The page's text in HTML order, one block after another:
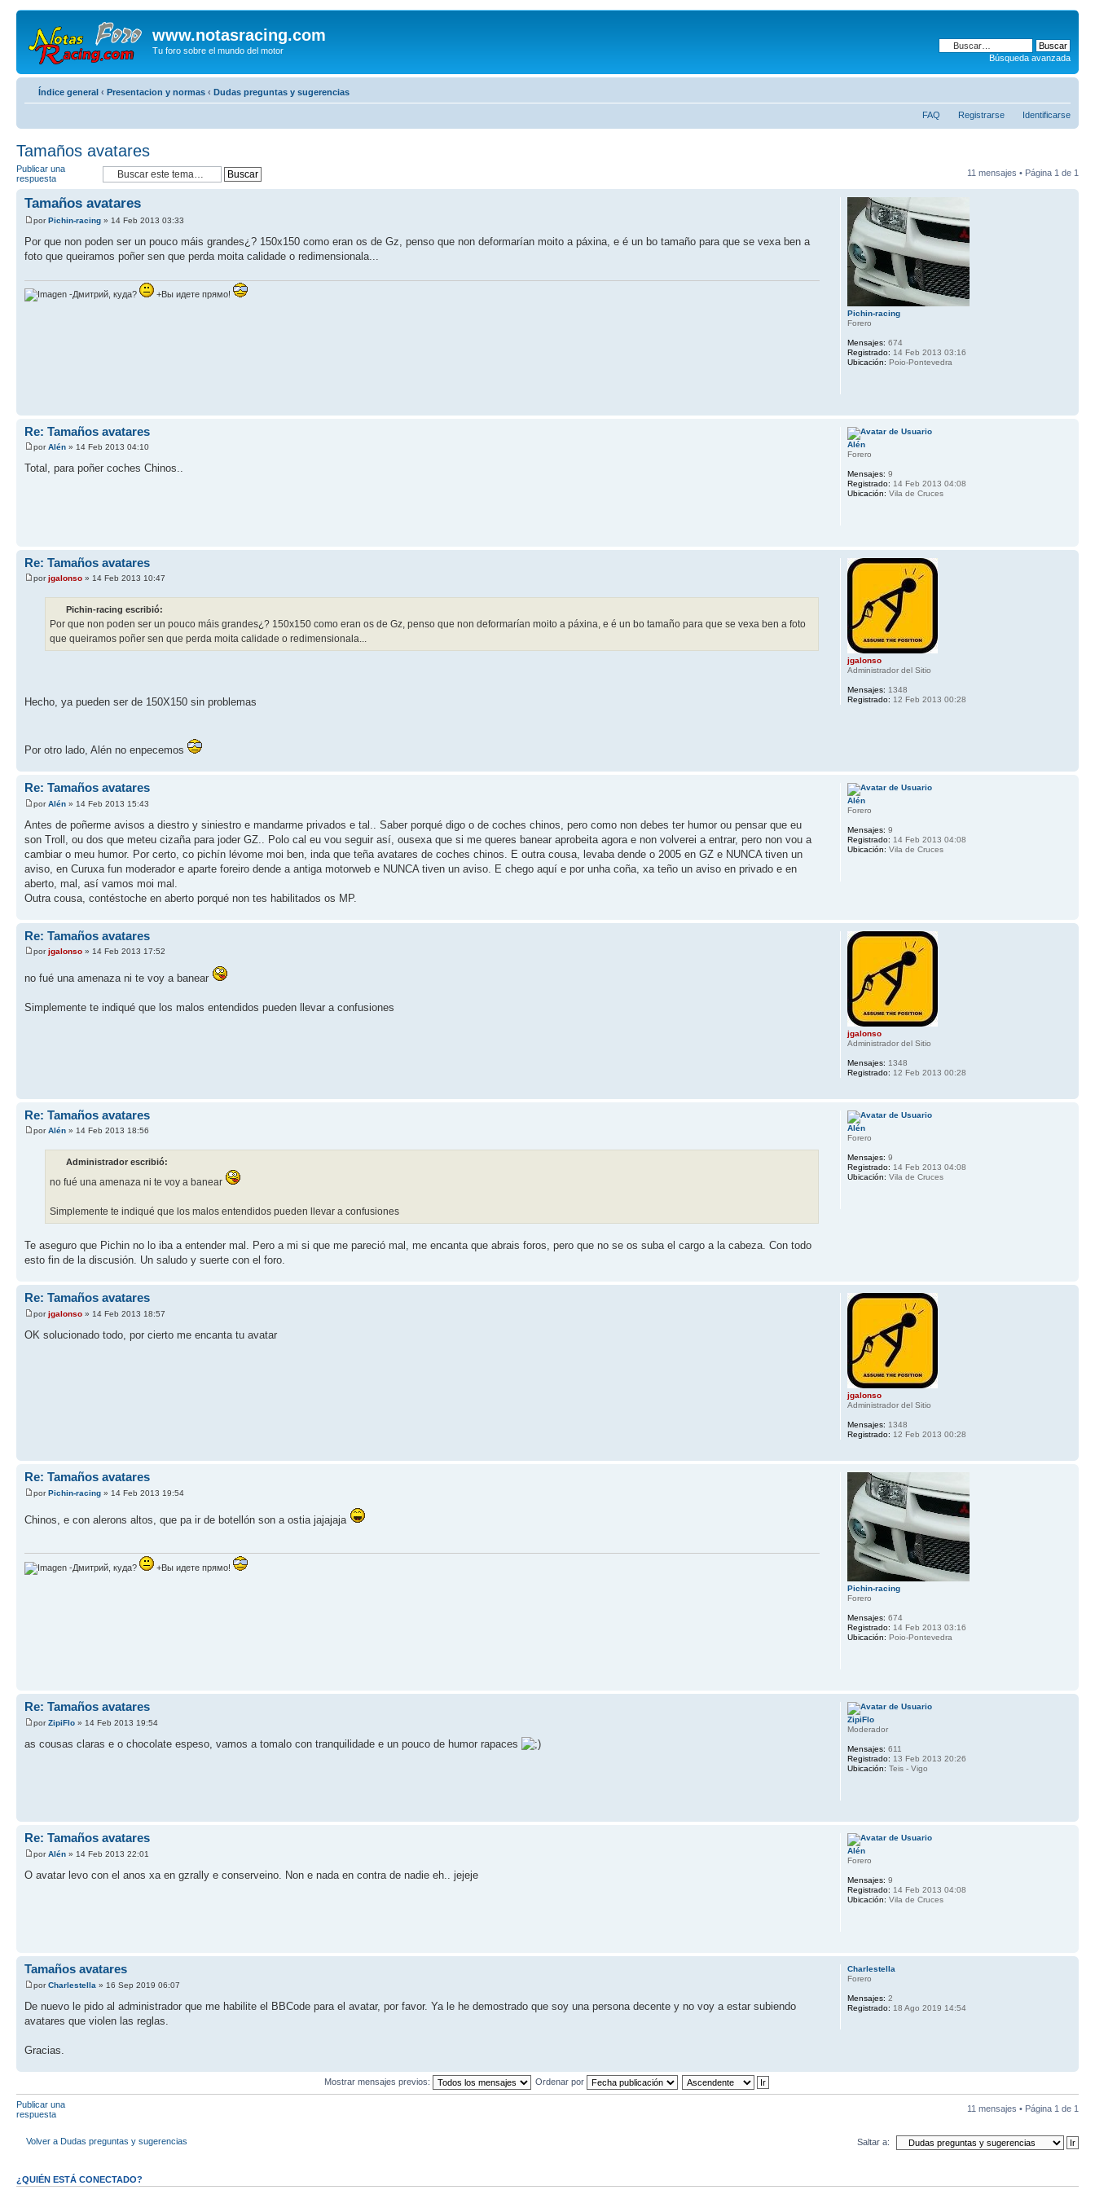
www.notasracing.com
Tu foro sobre el mundo del motor
Búsqueda avanzada
Índice general ‹ Presentacion y normas ‹ Dudas preguntas y sugerencias
FAQ Registrarse Identificarse
Tamaños avatares
Publicar una
respuesta
11 mensajes • Página 1 de 1
Tamaños avatares
porPichin-racing » 14 Feb 2013 03:33
Por que non poden ser un pouco máis grandes¿? 150x150 como eran os de Gz, penso que non deformarían moito a páxina, e é un bo tamaño para que se vexa ben a
foto que queiramos poñer sen que perda moita calidade o redimensionala...
-Дмитрий, куда? +Вы идете прямо!
Pichin-racing
Forero
Mensajes: 674
Registrado: 14 Feb 2013 03:16
Ubicación: Poio-Pontevedra
Re: Tamaños avatares
porAlén » 14 Feb 2013 04:10
Total, para poñer coches Chinos..
Alén
Forero
Mensajes: 9
Registrado: 14 Feb 2013 04:08
Ubicación: Vila de Cruces
Re: Tamaños avatares
porjgalonso » 14 Feb 2013 10:47
Pichin-racing escribió:
Por que non poden ser un pouco máis grandes¿? 150x150 como eran os de Gz, penso que non deformarían moito a páxina, e é un bo tamaño para que se vexa ben a foto
que queiramos poñer sen que perda moita calidade o redimensionala...
Hecho, ya pueden ser de 150X150 sin problemas
Por otro lado, Alén no enpecemos
jgalonso
Administrador del Sitio
Mensajes: 1348
Registrado: 12 Feb 2013 00:28
Re: Tamaños avatares
porAlén » 14 Feb 2013 15:43
Antes de poñerme avisos a diestro y siniestro e mandarme privados e tal.. Saber porqué digo o de coches chinos, pero como non debes ter humor ou pensar que eu
son Troll, ou dos que meteu cizaña para joder GZ.. Polo cal eu vou seguir así, ousexa que si me queres banear aprobeita agora e non volverei a entrar, pero non vou a
cambiar o meu humor. Por certo, co pichín lévome moi ben, inda que teña avatares de coches chinos. E outra cousa, levaba dende o 2005 en GZ e NUNCA tiven un
aviso, en Curuxa fun moderador e aparte foreiro dende a antiga motorweb e NUNCA tiven un aviso. E chego aquí e por unha coña, xa teño un aviso en privado e en
aberto, mal, así vamos moi mal.
Outra cousa, contéstoche en aberto porqué non tes habilitados os MP.
Alén
Forero
Mensajes: 9
Registrado: 14 Feb 2013 04:08
Ubicación: Vila de Cruces
Re: Tamaños avatares
porjgalonso » 14 Feb 2013 17:52
no fué una amenaza ni te voy a banear
Simplemente te indiqué que los malos entendidos pueden llevar a confusiones
jgalonso
Administrador del Sitio
Mensajes: 1348
Registrado: 12 Feb 2013 00:28
Re: Tamaños avatares
porAlén » 14 Feb 2013 18:56
Administrador escribió:
no fué una amenaza ni te voy a banear
Simplemente te indiqué que los malos entendidos pueden llevar a confusiones
Te aseguro que Pichin no lo iba a entender mal. Pero a mi si que me pareció mal, me encanta que abrais foros, pero que no se os suba el cargo a la cabeza. Con todo
esto fin de la discusión. Un saludo y suerte con el foro.
Alén
Forero
Mensajes: 9
Registrado: 14 Feb 2013 04:08
Ubicación: Vila de Cruces
Re: Tamaños avatares
porjgalonso » 14 Feb 2013 18:57
OK solucionado todo, por cierto me encanta tu avatar
jgalonso
Administrador del Sitio
Mensajes: 1348
Registrado: 12 Feb 2013 00:28
Re: Tamaños avatares
porPichin-racing » 14 Feb 2013 19:54
Chinos, e con alerons altos, que pa ir de botellón son a ostia jajajaja
-Дмитрий, куда? +Вы идете прямо!
Pichin-racing
Forero
Mensajes: 674
Registrado: 14 Feb 2013 03:16
Ubicación: Poio-Pontevedra
Re: Tamaños avatares
porZipiFlo » 14 Feb 2013 19:54
as cousas claras e o chocolate espeso, vamos a tomalo con tranquilidade e un pouco de humor rapaces
ZipiFlo
Moderador
Mensajes: 611
Registrado: 13 Feb 2013 20:26
Ubicación: Teis - Vigo
Re: Tamaños avatares
porAlén » 14 Feb 2013 22:01
O avatar levo con el anos xa en gzrally e conserveino. Non e nada en contra de nadie eh.. jejeje
Alén
Forero
Mensajes: 9
Registrado: 14 Feb 2013 04:08
Ubicación: Vila de Cruces
Tamaños avatares
porCharlestella » 16 Sep 2019 06:07
De nuevo le pido al administrador que me habilite el BBCode para el avatar, por favor. Ya le he demostrado que soy una persona decente y no voy a estar subiendo
avatares que violen las reglas.
Gracias.
Charlestella
Forero
Mensajes: 2
Registrado: 18 Ago 2019 14:54
Mostrar mensajes previos: Ordenar por
Publicar una
respuesta
11 mensajes • Página 1 de 1
Volver a Dudas preguntas y sugerencias Saltar a:
¿QUIÉN ESTÁ CONECTADO?